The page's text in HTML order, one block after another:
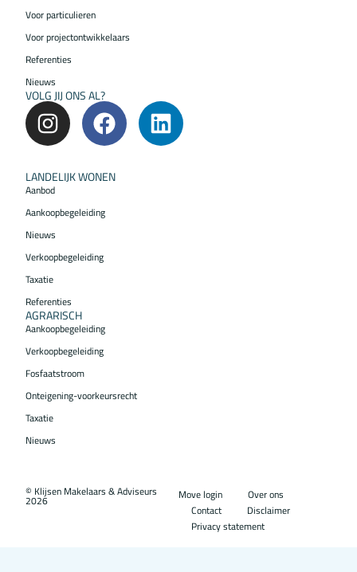
Voor particulieren
Voor projectontwikkelaars
Referenties
Nieuws
VOLG JIJ ONS AL?
LANDELIJK WONEN
Aanbod
Aankoopbegeleiding
Nieuws
Verkoopbegeleiding
Taxatie
Referenties
AGRARISCH
Aankoopbegeleiding
Verkoopbegeleiding
Fosfaatstroom
Onteigening-voorkeursrecht
Taxatie
Nieuws
© Klijsen Makelaars & Adviseurs
2026 Move login
Over ons
Contact
Disclaimer
Privacy statement